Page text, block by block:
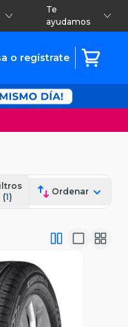
Te
ayudamos
o regístrate
(1)
Ordenar